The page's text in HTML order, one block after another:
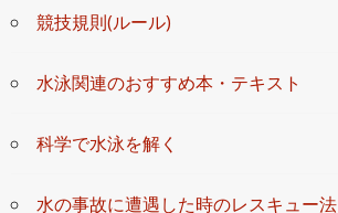
競技規則(ルール)
水泳関連のおすすめ本・テキスト
科学で水泳を解く
水の事故に遭遇した時のレスキュー法